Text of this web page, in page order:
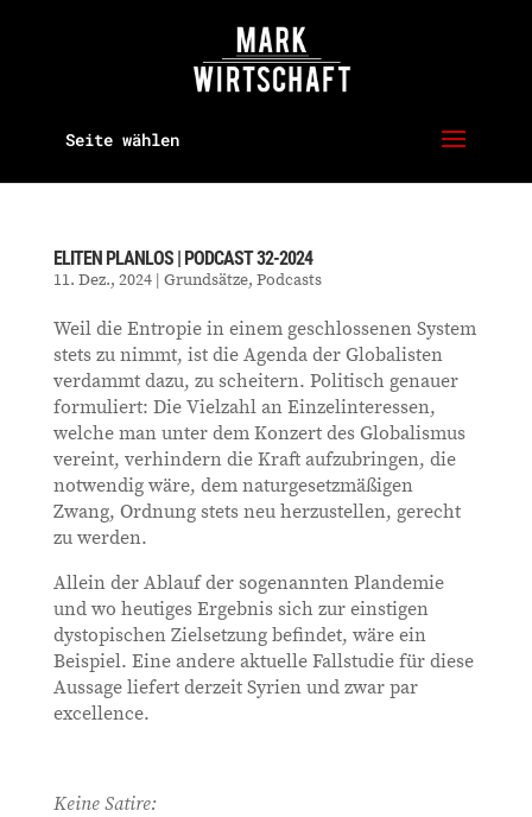
Seite wählen
ELITEN PLANLOS | PODCAST 32-2024
11. Dez., 2024| Grundsätze, Podcasts
Weil die Entropie in einem geschlossenen System
stets zu nimmt, ist die Agenda der Globalisten
verdammt dazu, zu scheitern. Politisch genauer
formuliert: Die Vielzahl an Einzelinteressen,
welche man unter dem Konzert des Globalismus
vereint, verhindern die Kraft aufzubringen, die
notwendig wäre, dem naturgesetzmäßigen
Zwang, Ordnung stets neu herzustellen, gerecht
zu werden.
Allein der Ablauf der sogenannten Plandemie
und wo heutiges Ergebnis sich zur einstigen
dystopischen Zielsetzung befindet, wäre ein
Beispiel. Eine andere aktuelle Fallstudie für diese
Aussage liefert derzeit Syrien und zwar par
excellence.
Keine Satire: